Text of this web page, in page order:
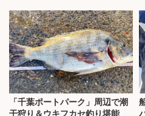
「千葉ポートパーク」周辺で潮
干狩り＆ウキフカセ釣り堪能